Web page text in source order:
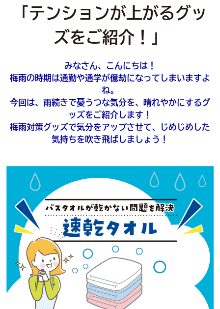
「テンションが上がるグッ
ズをご紹介！」
みなさん、こんにちは！
梅雨の時期は通勤や通学が億劫になってしまいますよ
ね。
今回は、雨続きで憂うつな気分を、晴れやかにするグ
ッズをご紹介します！
梅雨対策グッズで気分をアップさせて、じめじめした
気持ちを吹き飛ばしましょう！